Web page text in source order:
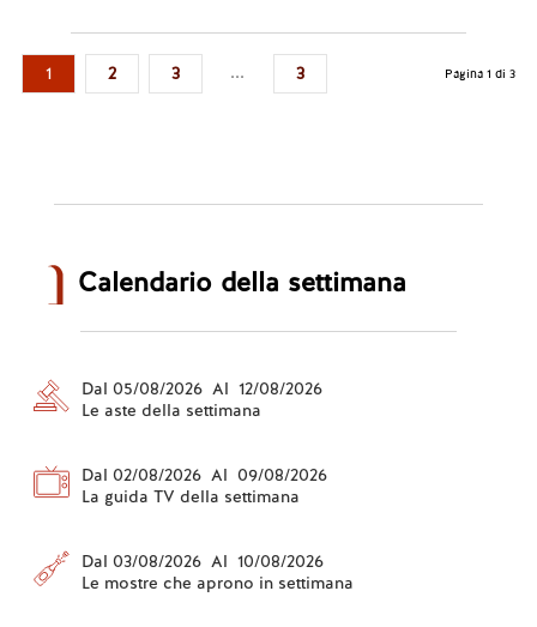
1 2 3 ... 3 Pagina 1 di 3
Calendario della settimana
Dal 05/08/2026 Al 12/08/2026
Le aste della settimana
Dal 02/08/2026 Al 09/08/2026
La guida TV della settimana
Dal 03/08/2026 Al 10/08/2026
Le mostre che aprono in settimana